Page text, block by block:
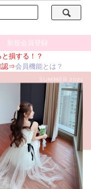
新規会員登録
損する！？
認⇒会員機能とは？